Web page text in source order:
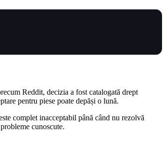
Reddit, decizia a fost catalogată drept
pentru piese poate depăși o lună.
complet inacceptabil până când nu rezolvă
cunoscute.